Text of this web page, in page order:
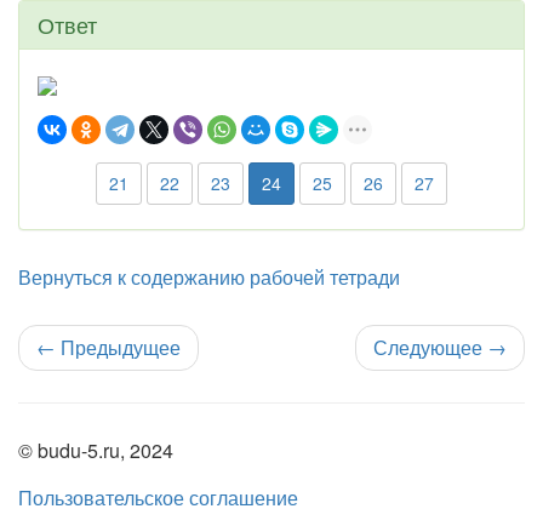
Ответ
21 22 23 24 25 26 27
Вернуться к содержанию рабочей тетради
← Предыдущее Следующее →
© budu-5.ru, 2024
Пользовательское соглашение